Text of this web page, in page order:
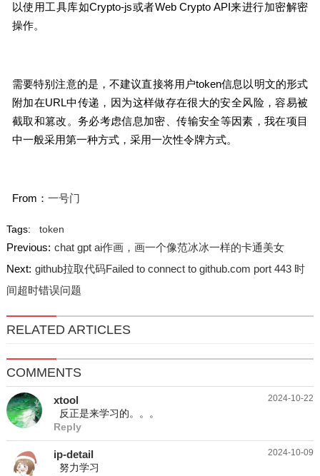
以使用工具库如Crypto-js或者Web Crypto API来进行加密解密
操作。
需要特别注意的是，不建议直接将用户token信息以明文的形式
附加在URL中传递，因为这样做存在很大的安全风险，容易被
截取和篡改。务必考虑信息加密、传输安全等因素，我在项目
中一般采用第一种方式，采用一次性令牌方式。
From： 一号门
Tags: token
Previous: chat gpt ai作画，画一个像范冰冰一样的卡通美女
Next: github拉取代码Failed to connect to github.com port 443 时
间超时错误问题
RELATED ARTICLES
COMMENTS
2024-10-22
xtool
反正是来学习的。。。
Reply
2024-10-09
ip-detail
努力学习